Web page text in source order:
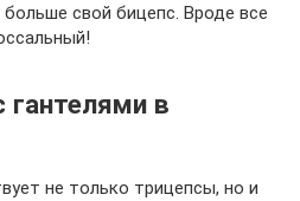
свой бицепс. Вроде все
гантелями в
не только трицепсы, но и